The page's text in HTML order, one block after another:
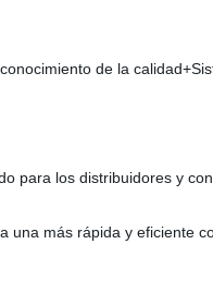
de la
para los distribuidores y
más rápida y eficiente